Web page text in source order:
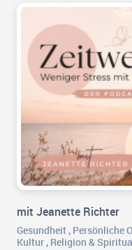
mit Jeanette Richter
Gesundheit , Persönliche
Kultur , Religion &